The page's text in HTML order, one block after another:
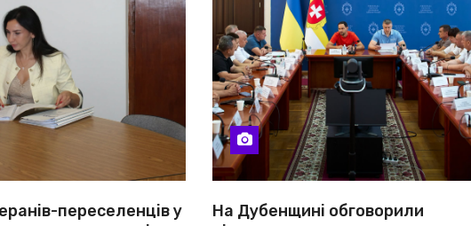
переселенців у
На Дубенщині обговорили